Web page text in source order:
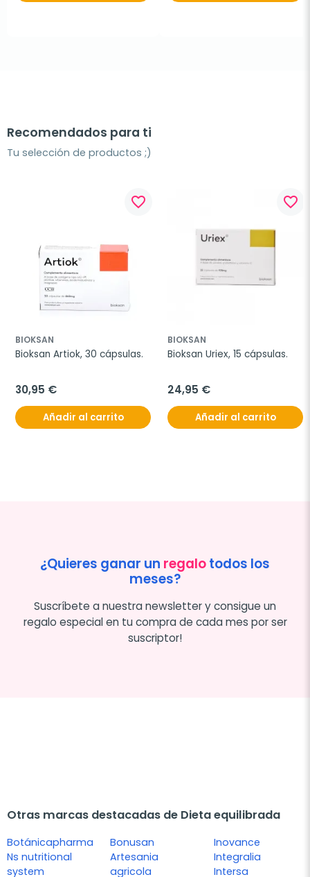
Recomendados para ti
Tu selección de productos ;)
favorite_border
BIOKSAN
Bioksan Artiok, 30 cápsulas.
30,95 €
Añadir al carrito
favorite_border
BIOKSAN
Bioksan Uriex, 15 cápsulas.
24,95 €
Añadir al carrito
¿Quieres ganar un regalotodos los
meses?
Suscríbete a nuestra newsletter y consigue un
regalo especial en tu compra de cada mes por ser
suscriptor!
Otras marcas destacadas de Dieta equilibrada
Botánicapharma
Ns nutritional
system
Bonusan
Artesania
agricola
Inovance
Integralia
Intersa